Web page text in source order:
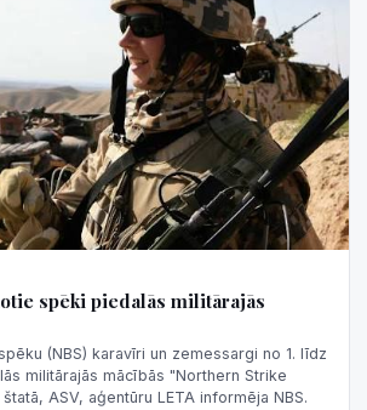
spēki piedalās militārajās
(NBS) karavīri un zemessargi no 1. līdz
militārajās mācībās "Northern Strike
ASV, aģentūru LETA informēja NBS.